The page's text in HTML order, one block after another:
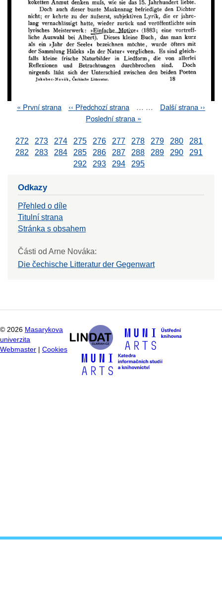
First
« První strana
Previous
‹‹ Předchozí strana … …
Next
Další strana ››
Last
Poslední strana »
272 273 274 275 276 277 278 279 280
281
282
283 284 285 286 287 288 289 290
291
292
293 294 295
Odkazy
Přehled o díle
Titulní strana
Stránka s obsahem
Části od Arne Nováka:
Die čechische Litteratur der Gegenwart
© 2026 Masarykova
univerzita
Webmaster | Cookies